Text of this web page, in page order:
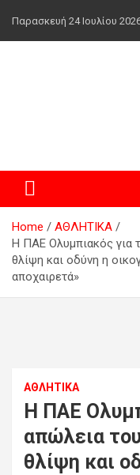
content
Παρασκευή 24 Ιουλίου
Home
ΑΘΛΗΤΙΚΑ
Η ΠΑΕ Ολυμπιακός για
θλίψη και οδύνη η
αποχαιρετά»
ΑΘΛΗΤΙΚΑ
Η ΠΑΕ
απώλεια
θλίψη και